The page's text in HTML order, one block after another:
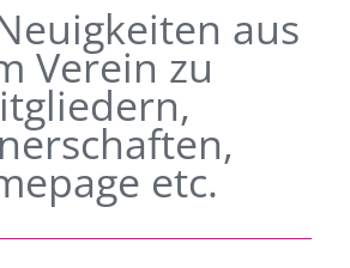
aus
Verein zu
etc.